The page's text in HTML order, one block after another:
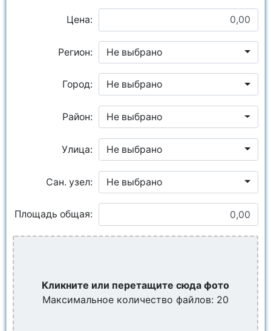
Цена:
Регион: Не выбрано
Город: Не выбрано
Район: Не выбрано
Улица: Не выбрано
Сан. узел: Не выбрано
Площадь общая:
Кликните или перетащите сюда фото
Максимальное количество файлов: 20